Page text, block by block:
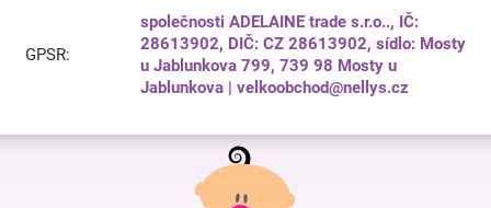
GPSR:
společnosti ADELAINE trade s.r.o.., IČ:
28613902, DIČ: CZ 28613902, sídlo: Mosty
u Jablunkova 799, 739 98 Mosty u
Jablunkova | velkoobchod@nellys.cz
Z